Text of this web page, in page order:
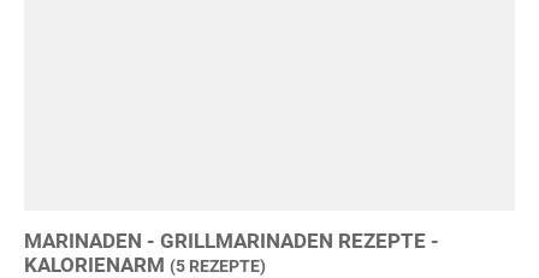
MARINADEN - GRILLMARINADEN REZEPTE -
KALORIENARM (5 REZEPTE)